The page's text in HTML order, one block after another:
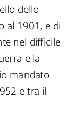
dello
al 1901, e di
nel difficile
e la
mandato
e tra il